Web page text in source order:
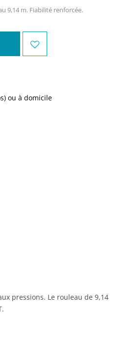
9,14 m. Fiabilité renforcée.
ou à domicile
pressions. Le rouleau de 9,14